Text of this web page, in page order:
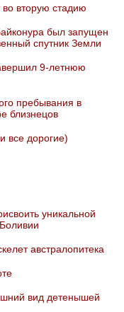
вторую стадию
был запущен
спутник Земли
9-летнюю
пребывания в
близнецов
все дорогие)
уникальной
австралопитека
вид детенышей